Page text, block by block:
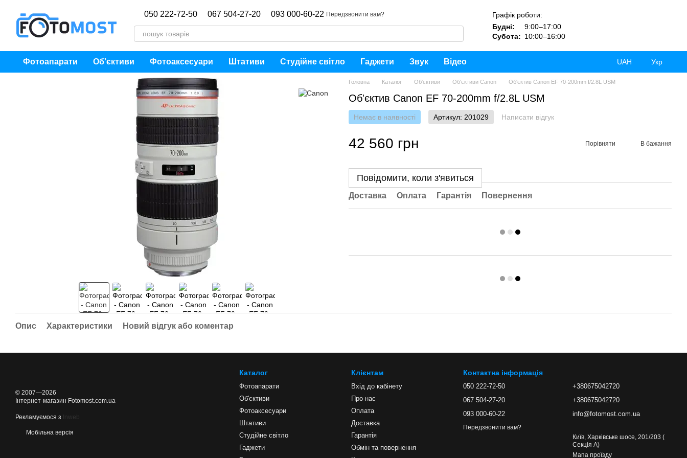
050 222-72-50 067 504-27-20 093 000-60-22 Передзвонити вам?
Графік роботи:
Будні:
9:00–17:00
Субота: 10:00–16:00
Фотоапарати Об'єктиви Фотоаксесуари Штативи Студійне світло Гаджети Звук Відео UAH Укр
Головна Каталог Об'єктиви Об'єктиви Canon Об'єктив Canon EF 70-200mm f/2.8L USM
Об'єктив Canon EF 70-200mm f/2.8L USM
Немає в наявності Артикул: 201029 Написати відгук
42 560 грн Порівняти В бажання
Повідомити, коли з'явиться
Доставка Оплата Гарантія Повернення
Опис Характеристики Новий відгук або коментар
© 2007—2026
Інтернет-магазин Fotomost.com.ua
Рекламуємося з Inweb
Мобільна версія
Каталог
Фотоапарати
Об'єктиви
Фотоаксесуари
Штативи
Студійне світло
Гаджети
Клієнтам
Вхід до кабінету
Про нас
Оплата
Доставка
Гарантія
Обмін та повернення
Контактна інформація
050 222-72-50
067 504-27-20
093 000-60-22
Передзвонити вам?
+380675042720
+380675042720
info@fotomost.com.ua
Київ, Харківське шосе, 201/203 (
Секція А)
Мапа проїзду